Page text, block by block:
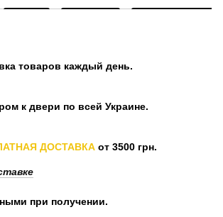
товаров каждый день.
к двери по всей Украине.
ДОСТАВКА от 3500 грн.
при получении.